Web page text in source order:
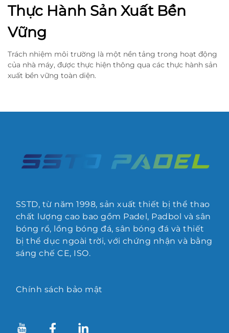
Thực Hành Sản Xuất Bền
Vững
Trách nhiệm môi trường là một nền tảng trong hoạt động
của nhà máy, được thực hiện thông qua các thực hành sản
xuất bền vững toàn diện.
SSTD, từ năm 1998, sản xuất thiết bị thể thao
chất lượng cao bao gồm Padel, Padbol và sân
bóng rổ, lồng bóng đá, sân bóng đá và thiết
bị thể dục ngoài trời, với chứng nhận và bằng
sáng chế CE, ISO.
Chính sách bảo mật